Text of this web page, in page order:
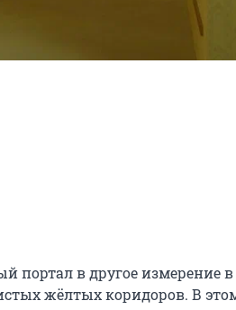
портал в другое измерение в
жёлтых коридоров. В